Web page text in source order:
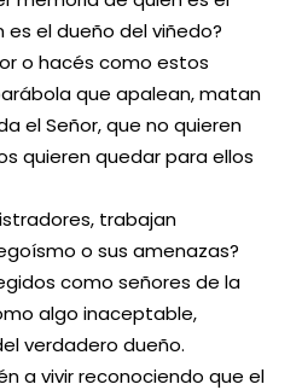
es el dueño del viñedo?
o hacés como estos
que apalean, matan
el Señor, que no quieren
quieren quedar para ellos
trabajan
o sus amenazas?
como señores de la
algo inaceptable,
verdadero dueño.
a vivir reconociendo que el